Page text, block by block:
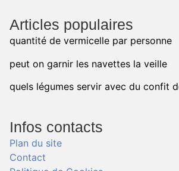
Articles populaires
quantité de vermicelle par personne
peut on garnir les navettes la veille
quels légumes servir avec du confit
Infos contacts
Plan du site
Contact